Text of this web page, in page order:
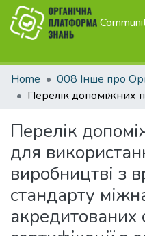
Home
008 Інше про
Перелік
для
виробництві з
стандарту
акредитованих